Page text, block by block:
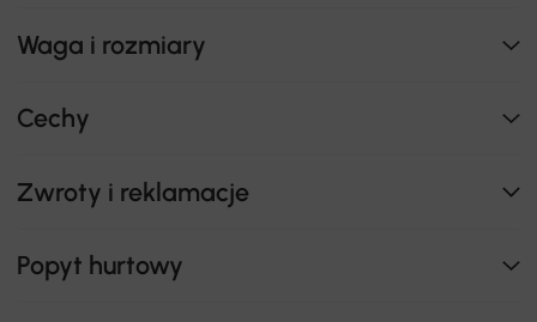
Waga i rozmiary
Cechy
Zwroty i reklamacje
Popyt hurtowy